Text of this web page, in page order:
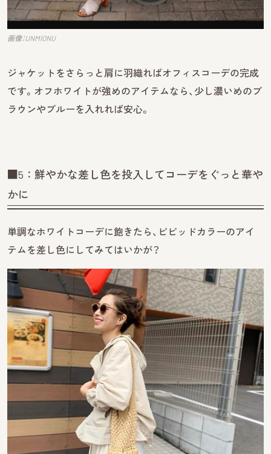
画像：UNMIONU
ジャケットをさらっと肩に羽織ればオフィスコーデの完成
です。オフホワイトが強めのアイテムなら、少し濃いめのブ
ラウンやブルーを入れれば安心。
■5：鮮やかな差し色を投入してコーデをぐっと華や
かに
単調なホワイトコーデに飽きたら、ビビッドカラーのアイ
テムを差し色にしてみてはいかが？